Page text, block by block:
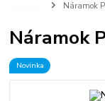
Náramok
Náramok
Novinka